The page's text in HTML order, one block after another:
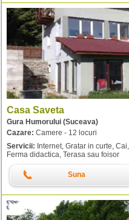
Casa Saveta
Gura Humorului (Suceava)
Cazare: Camere - 12 locuri
Servicii: Internet, Gratar in curte,
Ferma didactica, Terasa sau foisor
Suna